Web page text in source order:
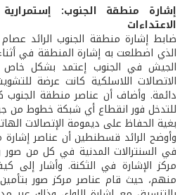
إشارة منطقة الجنوب:
الاعتداءات
ضابط إشارة منطقة الجنوب الرائد
الذي اضطلعت به إشارة المنطقة في
الجيش في الجنوب إعتمد بشكل خاص
الاتصالات اللاسلكية كانت عرضة
دائمة. وأضاف أن عناصر منطقة الجنوب
للتدخل فور انقطاع أي شبكة خطوط من
بغية الحفاظ على ديمومة الإتصالات
وأوضح الرائد قسطنطين أن عناصر إشارة
في السنترالات المدنية في كل من صور
مركز الإشارة في الثكنة. وأشار إلى
منهم، حيث قام عناصر مركز صور بتأمين